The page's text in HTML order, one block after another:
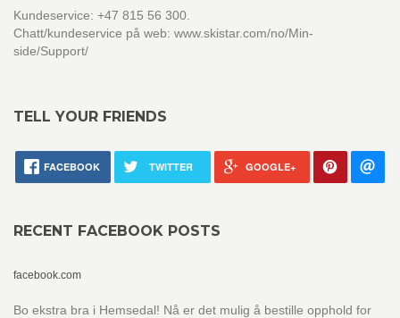
Kundeservice: +47 815 56 300.
Chatt/kundeservice på web: www.skistar.com/no/Min-
side/Support/
TELL YOUR FRIENDS
FACEBOOK TWITTER GOOGLE+
RECENT FACEBOOK POSTS
facebook.com
Bo ekstra bra i Hemsedal! Nå er det mulig å bestille opphold for